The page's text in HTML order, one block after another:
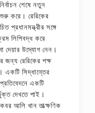
শেষে নতুন
করে। রেরিকের
প্রধানমন্ত্রীর সঙ্গে
লিপিবদ্ধ করে
দেয়ার উদ্যোগ নেন।
জন্য রেরিকের পক্ষ
সিদ্ধান্তের
একটি
দেখতে পাই।
আলি খান তাত্ক্ষণিক